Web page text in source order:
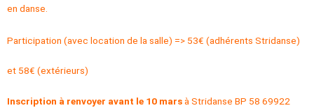
en danse.
Participation (avec location de la salle) => 53€ (adhérents Stridanse)
et 58€ (extérieurs)
Inscription à renvoyer avant le 10 marsà Stridanse BP 58 69922